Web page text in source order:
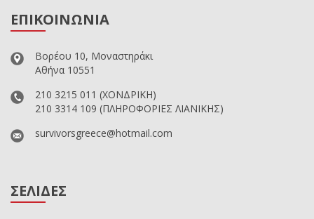
ΕΠΙΚΟΙΝΩΝΙΑ
Βορέου 10, Μοναστηράκι
Αθήνα 10551
210 3215 011 (ΧΟΝΔΡΙΚΗ)
210 3314 109 (ΠΛΗΡΟΦΟΡΙΕΣ ΛΙΑΝΙΚΗΣ)
survivorsgreece@hotmail.com
ΣΕΛΙΔΕΣ